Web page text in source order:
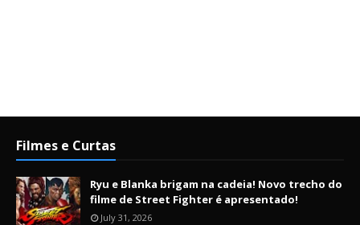
Filmes e Curtas
Ryu e Blanka brigam na cadeia! Novo trecho do
filme de Street Fighter é apresentado!
July 31, 2026